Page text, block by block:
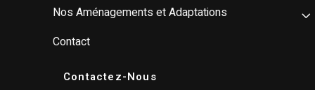
Nos Aménagements et Adaptations
Contact
Contactez-Nous